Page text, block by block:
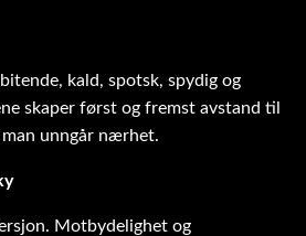
kald, spotsk, spydig og
skaper først og fremst avstand til
unngår nærhet.
Motbydelighet og